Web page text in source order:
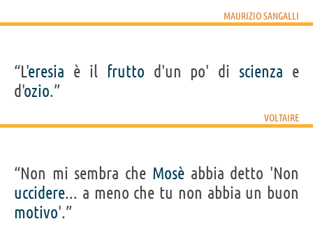
MAURIZIO SANGALLI
“L'eresia è il frutto d'un po' di scienza e
d'ozio.”
VOLTAIRE
“Non mi sembra che Mosèabbia detto 'Non
uccidere... a meno che tu non abbia un buon
motivo'.”